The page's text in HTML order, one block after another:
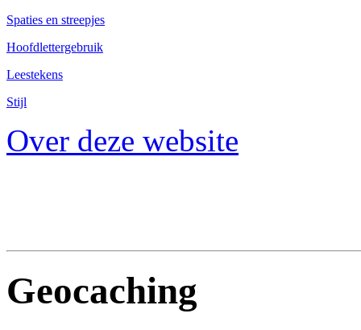
Spaties en streepjes
Hoofdlettergebruik
Leestekens
Stijl
Over deze website
Geocaching